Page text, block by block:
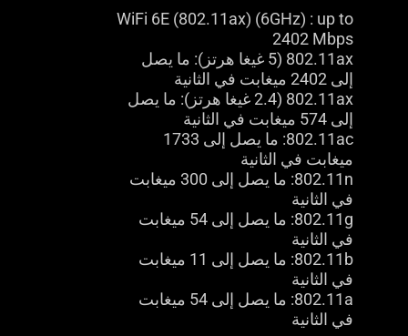
WiFi 6E (802.11ax) (6GHz) : up to
2402 Mbps
802.11ax (5 غيغا هرتز): ما يصل
إلى 2402 ميغابت في الثانية
802.11ax (2.4 غيغا هرتز): ما يصل
إلى 574 ميغابت في الثانية
802.11ac: ما يصل إلى 1733
ميغابت في الثانية
802.11n: ما يصل إلى 300 ميغابت
في الثانية
802.11g: ما يصل إلى 54 ميغابت
في الثانية
802.11b: ما يصل إلى 11 ميغابت
في الثانية
802.11a: ما يصل إلى 54 ميغابت
في الثانية